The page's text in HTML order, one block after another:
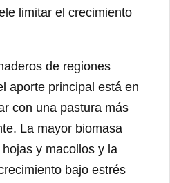
limitar el crecimiento
de regiones
aporte principal está en
con una pastura más
La mayor biomasa
y macollos y la
bajo estrés